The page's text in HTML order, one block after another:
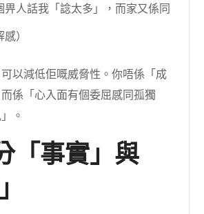
畀人話我「諗太多」，而家又係同
）
以減低佢嘅威脅性。你唔係「成
係「心入面有個委屈感同孤獨
。
「事實」與